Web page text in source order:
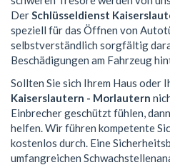
DerSchlüsseldienst
speziell für das Öffnen von
selbstverständlich sorgfältig
Beschädigungen am Fahrzeug
Sollten Sie sich Ihrem Haus oder
Kaiserslautern - Morlautern
Einbrecher geschützt fühlen,
helfen. Wir führen kompetente
kostenlos durch. Eine
umfangreichen